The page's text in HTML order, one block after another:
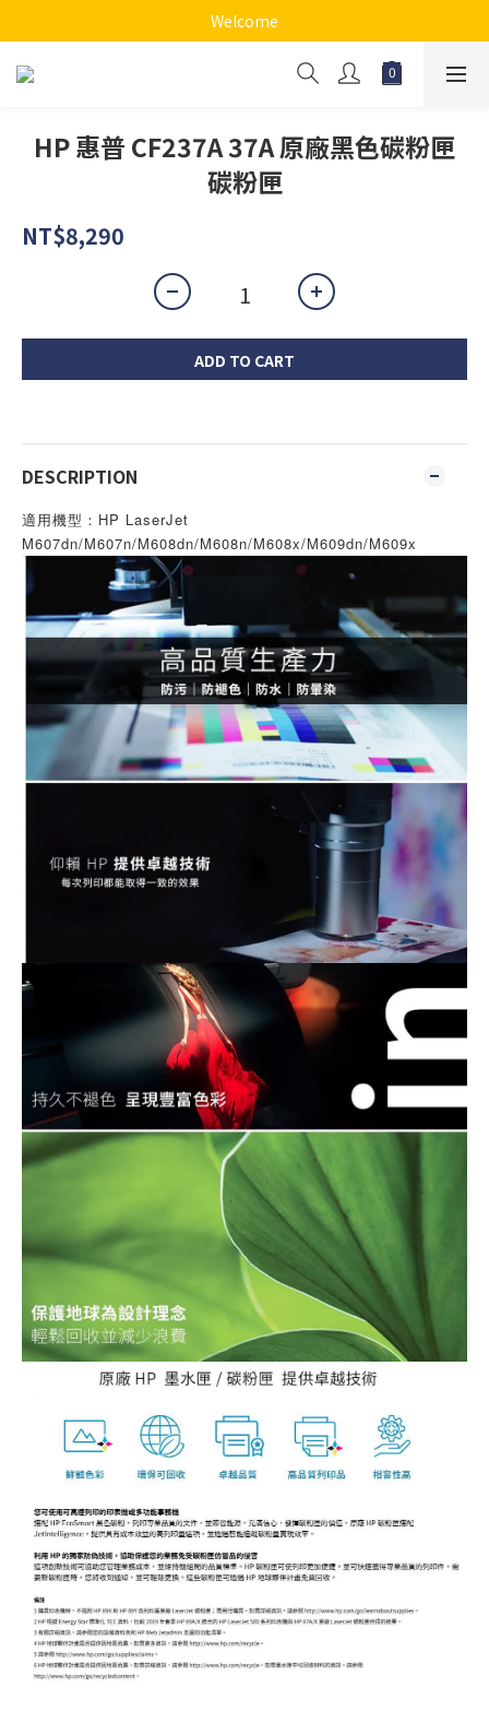
Welcome
HP 惠普 CF237A 37A 原廠黑色碳粉匣
碳粉匣
NT$8,290
ADD TO CART
DESCRIPTION
適用機型：HP LaserJet
M607dn/M607n/M608dn/M608n/M608x/M609dn/M609x